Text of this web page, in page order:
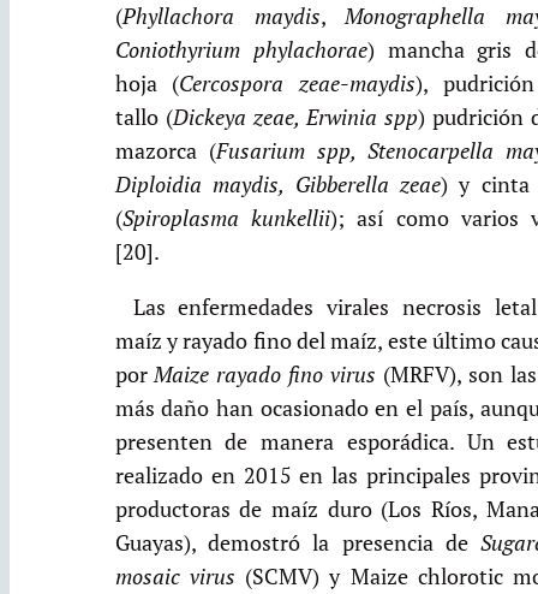
(Phyllachora maydis,Monographella
Coniothyrium phylachorae) mancha gris
hoja (Cercospora zeae-maydis),
tallo (Dickeya zeae, Erwinia spp) pudrición
mazorca (Fusarium spp, Stenocarpella
Diploidia maydis, Gibberella zeae) y cinta
(Spiroplasma kunkellii); así como varios
[20].
Las enfermedades virales necrosis
maíz y rayado fino del maíz, este último
porMaize rayado fino virus (MRFV), son
más daño han ocasionado en el país,
presenten de manera esporádica. Un
realizado en 2015 en las principales
productoras de maíz duro (Los Ríos,
Guayas), demostró la presencia de
mosaic virus (SCMV) y Maize chlorotic